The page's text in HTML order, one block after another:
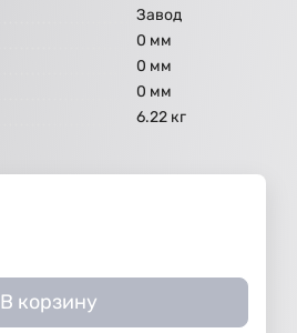
Завод
0 мм
0 мм
0 мм
6.22 кг
В корзину